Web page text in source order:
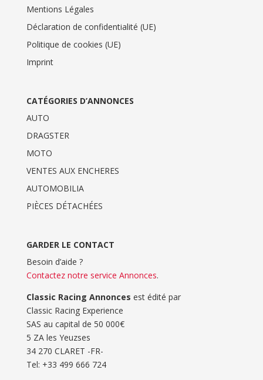
Mentions Légales
Déclaration de confidentialité (UE)
Politique de cookies (UE)
Imprint
CATÉGORIES D’ANNONCES
AUTO
DRAGSTER
MOTO
VENTES AUX ENCHERES
AUTOMOBILIA
PIÈCES DÉTACHÉES
GARDER LE CONTACT
Besoin d’aide ?
Contactez notre service Annonces.
Classic Racing Annonces est édité par
Classic Racing Experience
SAS au capital de 50 000€
5 ZA les Yeuzses
34 270 CLARET -FR-
Tel: ‭+33 499 666 724‬